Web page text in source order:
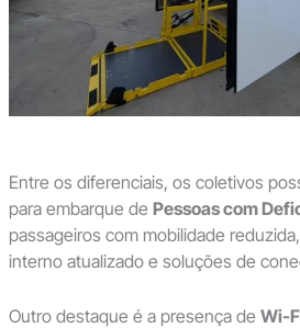
Entre os diferenciais, os coletivos
para embarque de Pessoas com
passageiros com mobilidade
interno atualizado e soluções de
Outro destaque é a presença de Wi-